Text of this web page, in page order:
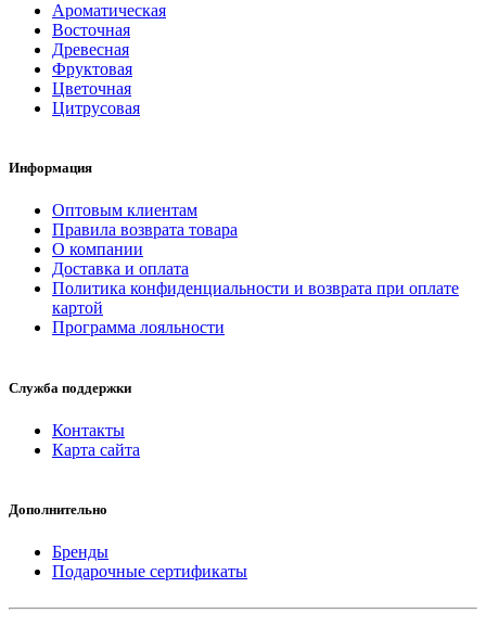
Ароматическая
Восточная
Древесная
Фруктовая
Цветочная
Цитрусовая
Информация
Оптовым клиентам
Правила возврата товара
О компании
Доставка и оплата
Политика конфиденциальности и возврата при оплате
картой
Программа лояльности
Служба поддержки
Контакты
Карта сайта
Дополнительно
Бренды
Подарочные сертификаты